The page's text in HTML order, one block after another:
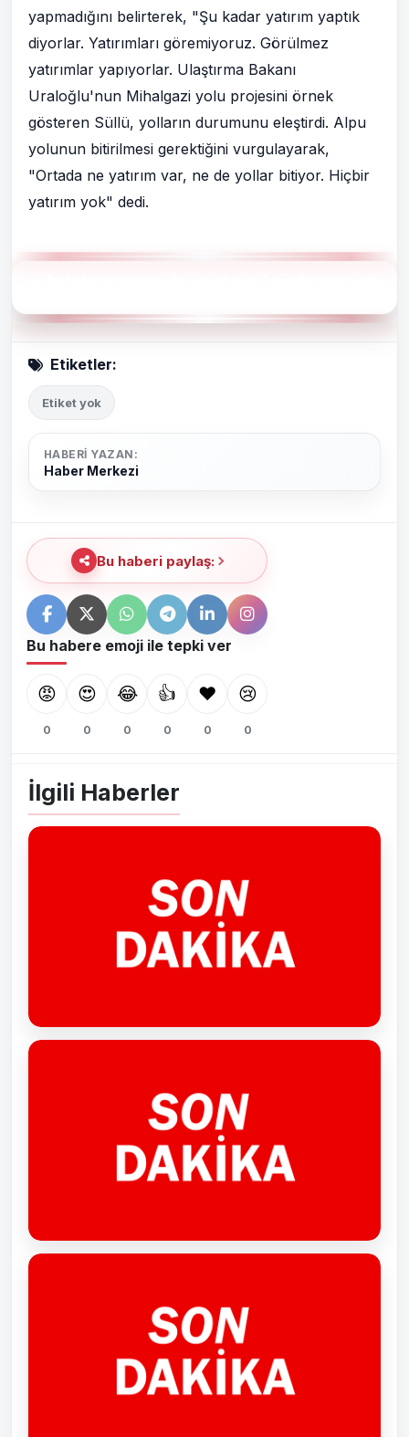
yapmadığını belirterek, "Şu kadar yatırım yaptık
diyorlar. Yatırımları göremiyoruz. Görülmez
yatırımlar yapıyorlar. Ulaştırma Bakanı
Uraloğlu'nun Mihalgazi yolu projesini örnek
gösteren Süllü, yolların durumunu eleştirdi. Alpu
yolunun bitirilmesi gerektiğini vurgulayarak,
"Ortada ne yatırım var, ne de yollar bitiyor. Hiçbir
yatırım yok" dedi.
Etiketler:
Etiket yok
HABERI YAZAN:
Haber Merkezi
Bu haberi paylaş:
Bu habere emoji ile tepki ver
😡 😍 😂 👍 ❤️ 😢
0 0 0 0 0 0
İlgili Haberler